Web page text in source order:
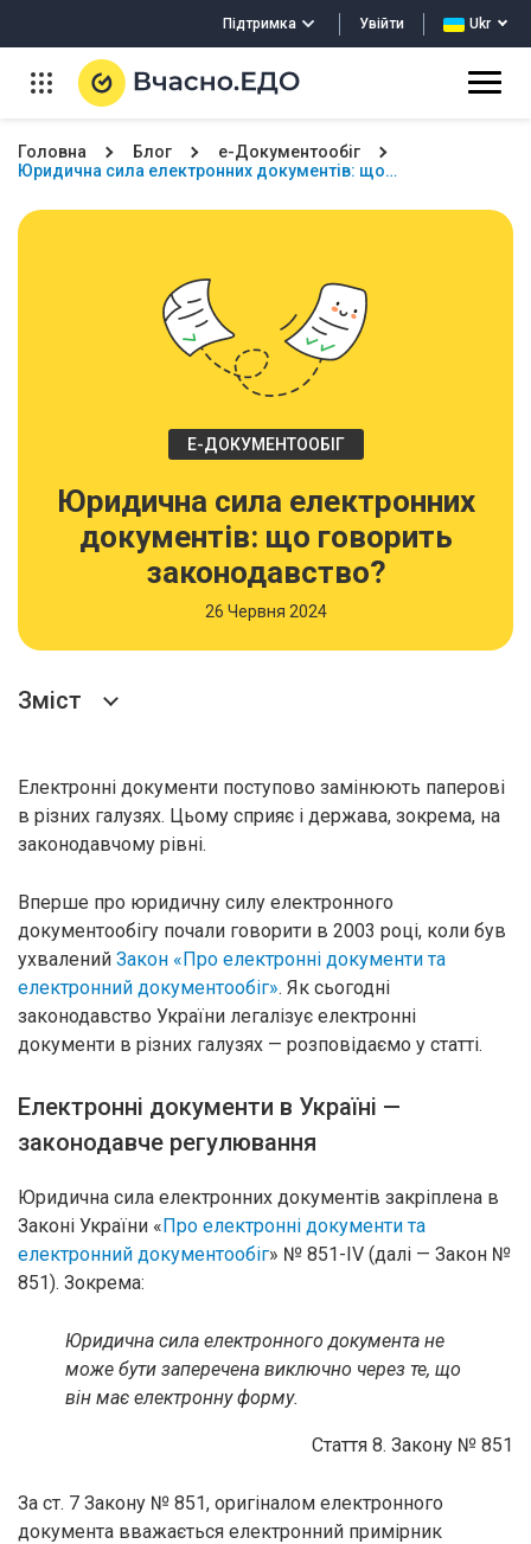
Підтримка Увійти Ukr
Головна Блог
е-Документообіг
Юридична сила електронних документів: що…
Е-ДОКУМЕНТООБІГ
Юридична сила електронних
документів: що говорить
законодавство?
26 Червня 2024
Зміст
Електронні документи поступово замінюють паперові
в різних галузях. Цьому сприяє і держава, зокрема, на
законодавчому рівні.
Вперше про юридичну силу електронного
документообігу почали говорити в 2003 році, коли був
ухвалений Закон «Про електронні документи та
електронний документообіг». Як сьогодні
законодавство України легалізує електронні
документи в різних галузях — розповідаємо у статті.
Електронні документи в Україні —
законодавче регулювання
Юридична сила електронних документів закріплена в
Законі України «Про електронні документи та
електронний документообіг» № 851-IV (далі — Закон №
851). Зокрема:
Юридична сила електронного документа не
може бути заперечена виключно через те, що
він має електронну форму.
Стаття 8. Закону № 851
За ст. 7 Закону № 851, оригіналом електронного
документа вважається електронний примірник